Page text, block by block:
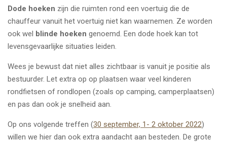
Dode hoeken zijn die ruimten rond een voertuig die de
chauffeur vanuit het voertuig niet kan waarnemen. Ze worden
ook wel blinde hoeken genoemd. Een dode hoek kan tot
levensgevaarlijke situaties leiden.
Wees je bewust dat niet alles zichtbaar is vanuit je positie als
bestuurder. Let extra op op plaatsen waar veel kinderen
rondfietsen of rondlopen (zoals op camping, camperplaatsen)
en pas dan ook je snelheid aan.
Op ons volgende treffen (30 september, 1- 2 oktober 2022)
willen we hier dan ook extra aandacht aan besteden. De grote